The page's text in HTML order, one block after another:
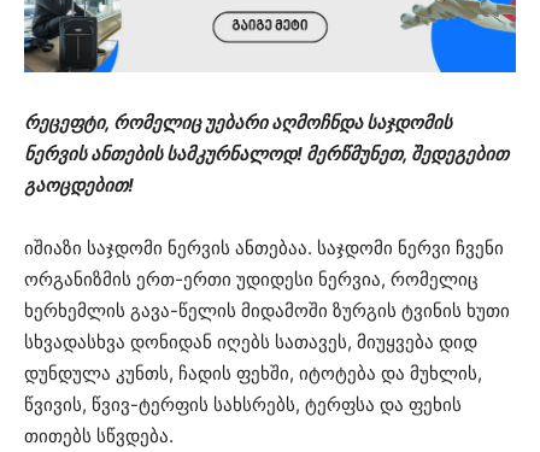
რეცეფტი, რომელიც უებარი აღმოჩნდა საჯდომის
ნერვის ანთების სამკურნალოდ! მერწმუნეთ, შედეგებით
გაოცდებით!
იშიაზი საჯდომი ნერვის ანთებაა. საჯდომი ნერვი ჩვენი
ორგანიზმის ერთ-ერთი უდიდესი ნერვია, რომელიც
ხერხემლის გავა-წელის მიდამოში ზურგის ტვინის ხუთი
სხვადასხვა დონიდან იღებს სათავეს, მიუყვება დიდ
დუნდულა კუნთს, ჩადის ფეხში, იტოტება და მუხლის,
წვივის, წვივ-ტერფის სახსრებს, ტერფსა და ფეხის
თითებს სწვდება.